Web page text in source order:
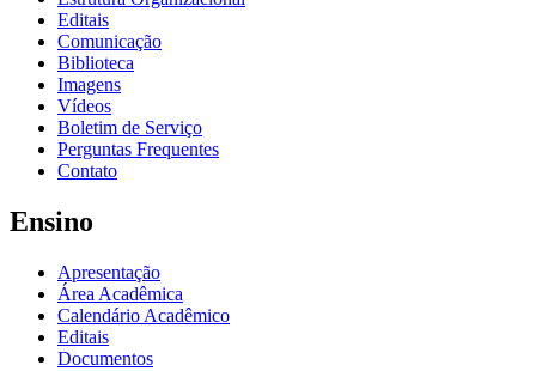
Editais
Comunicação
Biblioteca
Imagens
Vídeos
Boletim de Serviço
Perguntas Frequentes
Contato
Ensino
Apresentação
Área Acadêmica
Calendário Acadêmico
Editais
Documentos